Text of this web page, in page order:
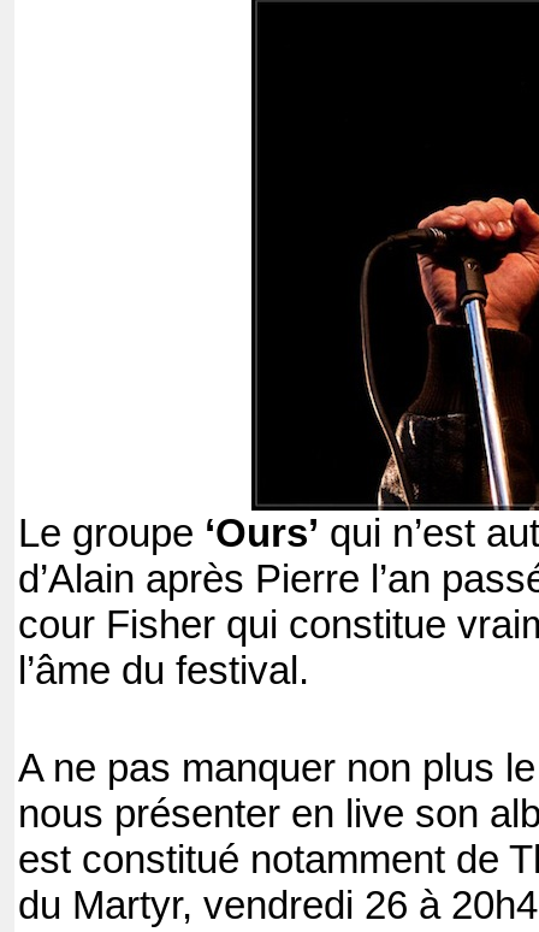
Le groupe ‘Ours’ qui n’est
d’Alain après Pierre l’an
cour Fisher qui constitue
l’âme du festival.
A ne pas manquer non plus le
nous présenter en live son
est constitué notamment de
du Martyr, vendredi 26 à